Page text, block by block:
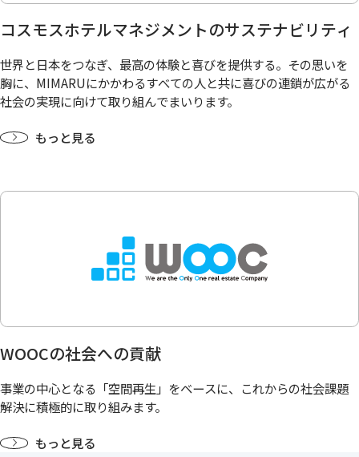
コスモスホテルマネジメントのサステナビリティ
世界と日本をつなぎ、最高の体験と喜びを提供する。その思いを
胸に、MIMARUにかかわるすべての人と共に喜びの連鎖が広がる
社会の実現に向けて取り組んでまいります。
もっと見る
WOOCの社会への貢献
事業の中心となる「空間再生」をベースに、これからの社会課題
解決に積極的に取り組みます。
もっと見る